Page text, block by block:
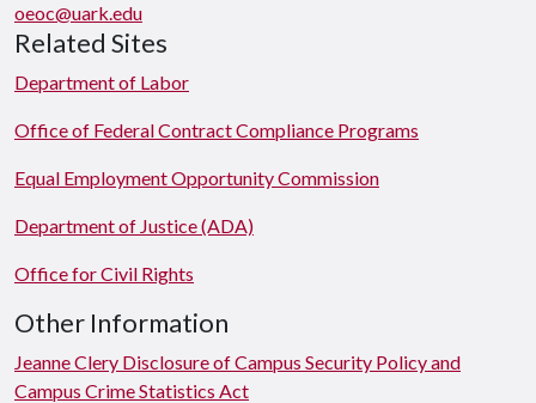
oeoc@uark.edu
Related Sites
Department of Labor
Office of Federal Contract Compliance Programs
Equal Employment Opportunity Commission
Department of Justice (ADA)
Office for Civil Rights
Other Information
Jeanne Clery Disclosure of Campus Security Policy and
Campus Crime Statistics Act